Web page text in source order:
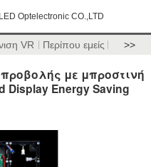
Optelectronic CO.,LTD
VR Περίπου εμείς >>
προβολής με μπροστινή
Display Energy Saving